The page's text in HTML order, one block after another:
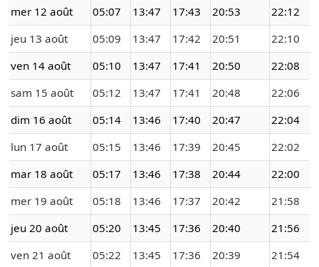
mer 12 août
05:07 13:47 17:43 20:53
22:12
jeu 13 août
05:09 13:47 17:42 20:51
22:10
ven 14 août
05:10 13:47 17:41 20:50
22:08
sam 15 août
05:12 13:47 17:41 20:48
22:06
dim 16 août
05:14 13:46 17:40 20:47
22:04
lun 17 août
05:15 13:46 17:39 20:45
22:02
mar 18 août
05:17 13:46 17:38 20:44
22:00
mer 19 août
05:18 13:46 17:37 20:42
21:58
jeu 20 août
05:20 13:45 17:36 20:40
21:56
ven 21 août
05:22 13:45 17:36 20:39
21:54